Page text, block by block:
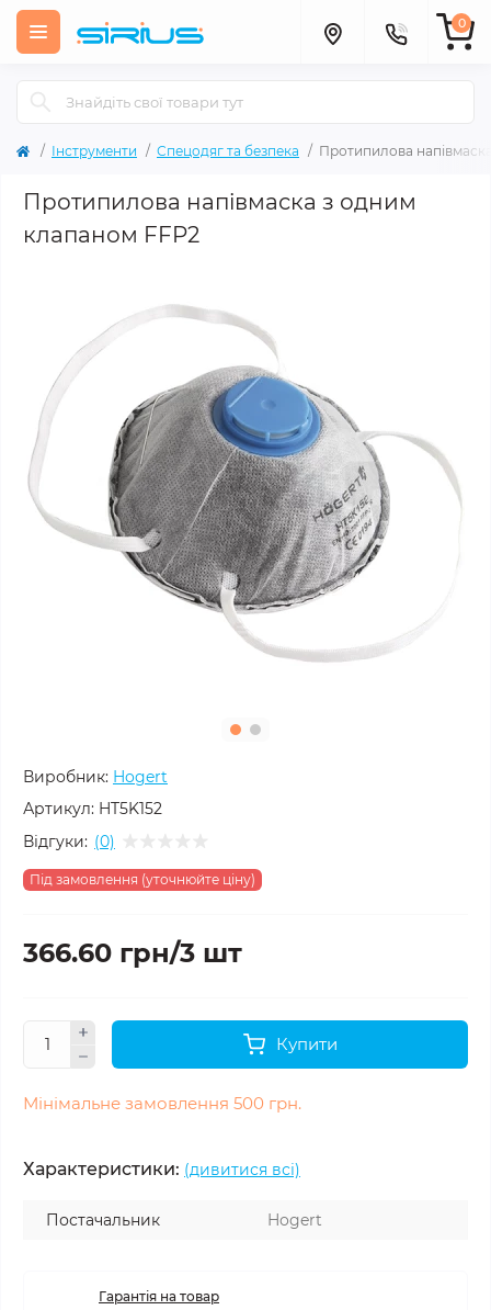
0
Інструменти Спецодяг та безпека Протипилова
Протипилова напівмаска з одним
клапаном FFP2
Виробник: Hogert
Артикул: HT5K152
Відгуки: (0)
Під замовлення (уточнюйте ціну)
366.60 грн/3 шт
Купити
Мінімальне замовлення 500 грн.
Характеристики: (дивитися всі)
Постачальник Hogert
Гарантія на товар